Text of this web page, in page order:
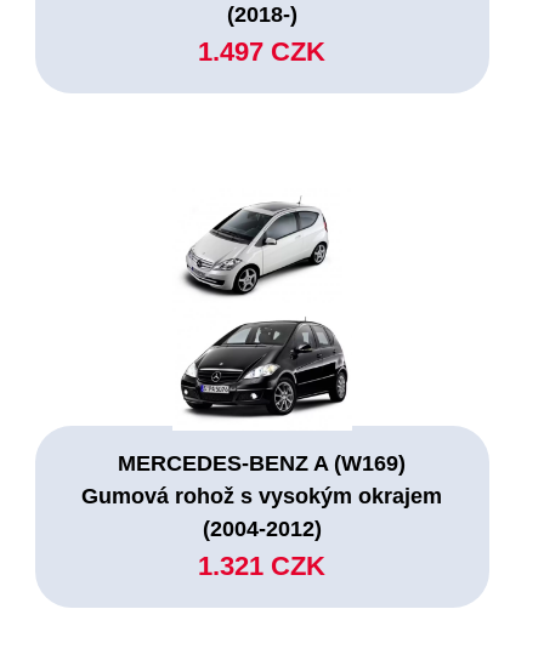
(2018-)
1.497 CZK
MERCEDES-BENZ A (W169)
Gumová rohož s vysokým okrajem
(2004-2012)
1.321 CZK